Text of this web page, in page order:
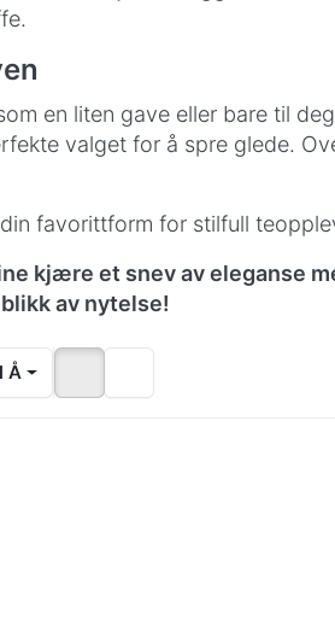
en liten gave eller bare til
valget for å spre glede.
favorittform for stilfull
kjære et snev av eleganse
av nytelse!
Å